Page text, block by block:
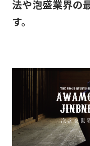
法や泡盛業界の
す。